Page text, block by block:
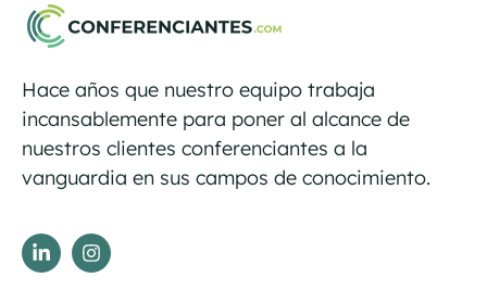
Hace años que nuestro equipo trabaja
incansablemente para poner al alcance de
nuestros clientes conferenciantes a la
vanguardia en sus campos de conocimiento.